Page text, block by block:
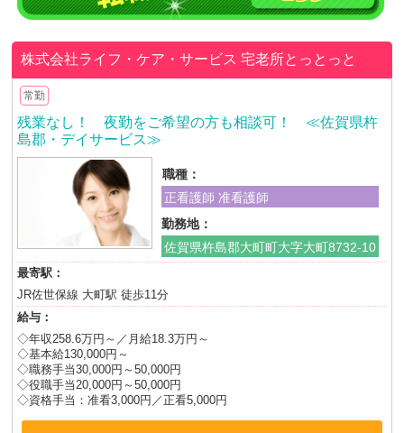
株式会社ライフ・ケア・サービス宅老所とっとっと
常勤
残業なし！ 夜勤をご希望の方も相談可！ ≪佐賀県杵
島郡・デイサービス≫
職種：
正看護師 准看護師
勤務地：
佐賀県杵島郡大町町大字大町8732-10
最寄駅：
JR佐世保線 大町駅 徒歩11分
給与：
◇年収258.6万円～／月給18.3万円～
◇基本給130,000円～
◇職務手当30,000円～50,000円
◇役職手当20,000円～50,000円
◇資格手当：准看3,000円／正看5,000円